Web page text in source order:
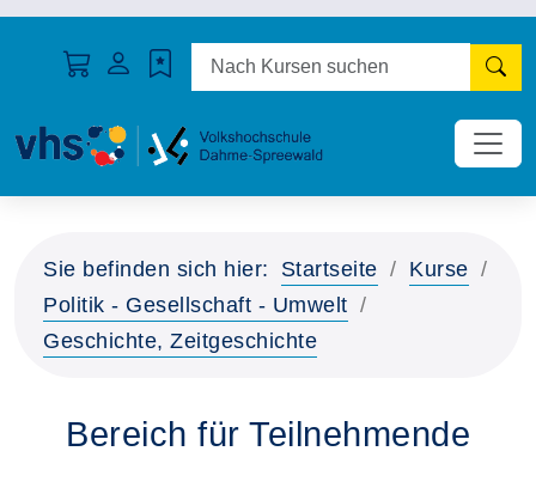
Sie befinden sich hier: Startseite
Kurse
Politik - Gesellschaft - Umwelt
Geschichte, Zeitgeschichte
Bereich für Teilnehmende